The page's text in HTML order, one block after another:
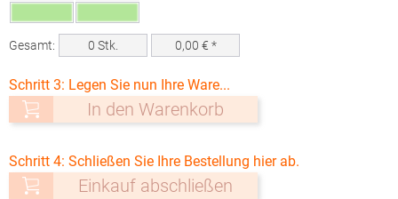
Gesamt: 0 Stk. 0,00 € *
Schritt 3: Legen Sie nun Ihre Ware...
In den Warenkorb
Schritt 4: Schließen Sie Ihre Bestellung hier ab.
Einkauf abschließen